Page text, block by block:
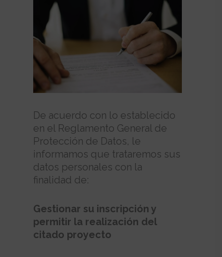
De acuerdo con lo establecido
en el Reglamento General de
Protección de Datos, le
informamos que trataremos sus
datos personales con la
finalidad de:
Gestionar su inscripción y
permitir la realización del
citado proyecto